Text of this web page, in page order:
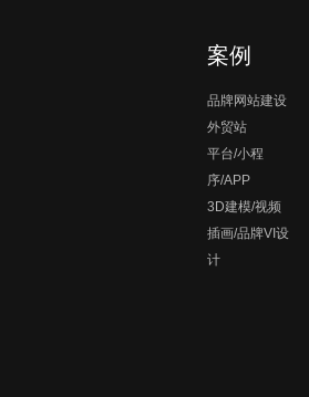
案例
品牌网站建设
外贸站
平台/小程
序/APP
3D建模/视频
插画/品牌VI设
计